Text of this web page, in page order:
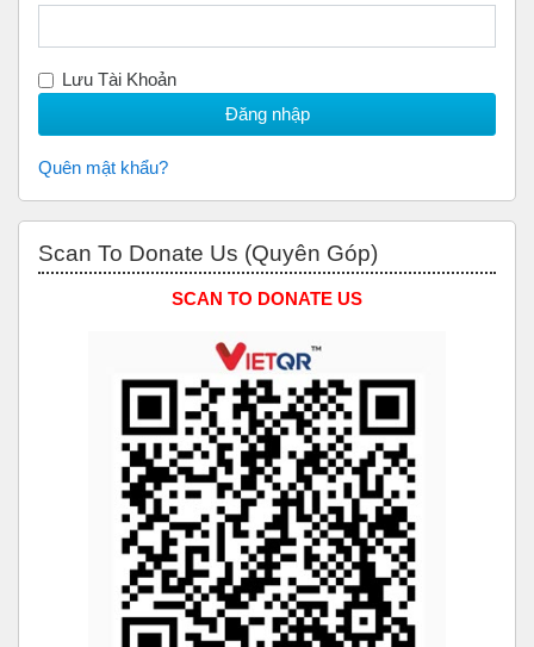
Lưu Tài Khoản
Quên mật khẩu?
Scan To Donate Us (Quyên Góp)
SCAN TO DONATE US